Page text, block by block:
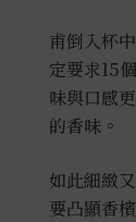
甫倒入杯
定要求15
味與口感
的香味。
如此細緻
要凸顯香